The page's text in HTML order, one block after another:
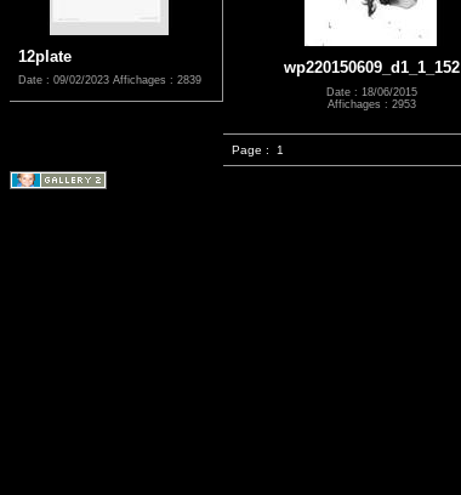
12plate
Date : 09/02/2023 Affichages : 2839
wp220150609_d1_1_152
Date : 18/06/2015
Affichages : 2953
Page : 1